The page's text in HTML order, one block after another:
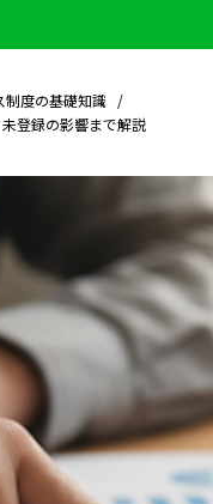
制度の基礎知識
登録の影響まで解説